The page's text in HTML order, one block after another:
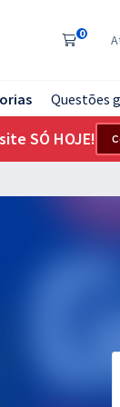
0
Questões
SÓ HOJE!